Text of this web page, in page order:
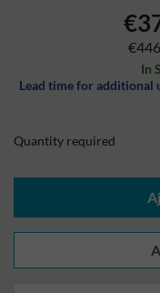
In
Lead time for additional
Quantity required